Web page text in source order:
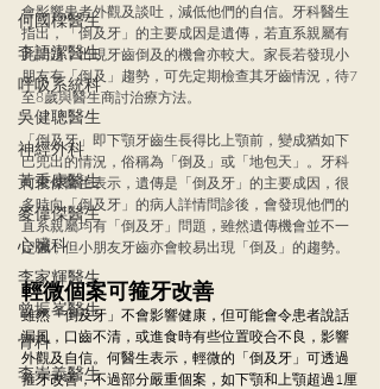
何國樑醫生
李語潔醫生
呼吸系統科
吳健聰醫生
神經外科
黃秉康醫生
麥偉傑醫生
心臟科
李家輝醫生
曾振峯醫生
骨科
李崇義醫生
會影響患者外觀及談吐，減低他們的自信。牙科醫生
指出，「倒及牙」的主要成因是遺傳，若直系親屬有
此問題，出現牙齒倒及的機會亦較大。家長若發現小
朋友有「倒及」趨勢，可先定期檢查其牙齒情況，待7
至8歲與醫生商討治療方法。
「倒及牙」即下顎牙齒生長得比上顎前，變成猶如下
巴兜出的情況，俗稱為「倒及」或「地包天」。牙科
何俊傑醫生表示，遺傳是「倒及牙」的主要成因，很
多時向「倒及牙」的病人詳情問診後，會發現他們的
直系親屬均有「倒及牙」問題，雖然遺傳機會並不一
定強，但小朋友牙齒亦會較易出現「倒及」的趨勢。
輕微個案可箍牙改善
雖然「倒及牙」不會影響健康，但可能會令患者說話
漏風，口齒不清，或進食時有些位置咬合不良，影響
外觀及自信。何醫生表示，輕微的「倒及牙」可透過
箍牙改善，不過部分嚴重個案，如下顎和上顎超過1厘